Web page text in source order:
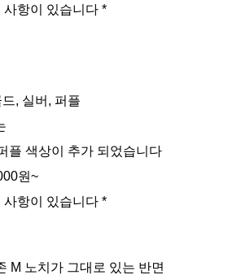
항이 있습니다 *
, 실버, 퍼플
플 색상이 추가 되었습니다
원~
항이 있습니다 *
M 노치가 그대로 있는 반면